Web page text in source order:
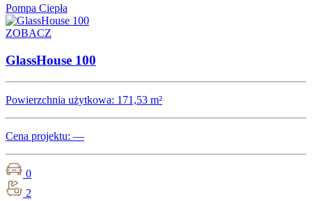
Pompa Ciepła
ZOBACZ
GlassHouse 100
Powierzchnia użytkowa: 171,53 m²
Cena projektu: ―
0
2